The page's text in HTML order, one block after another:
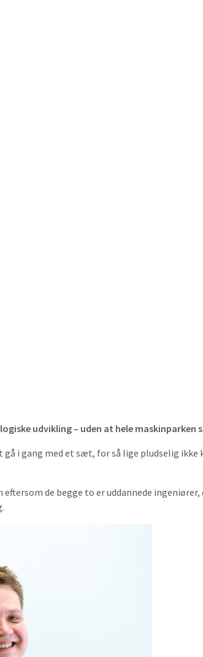
udvikling – uden at hele maskinparken
i gang med et sæt, for så lige pludselig ikke
de begge to er uddannede